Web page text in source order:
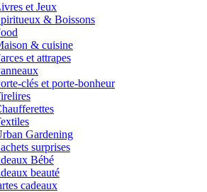
et Jeux
& Boissons
& cuisine
et attrapes
clés et porte-bonheur
Gardening
surprises
Bébé
beauté
cadeaux